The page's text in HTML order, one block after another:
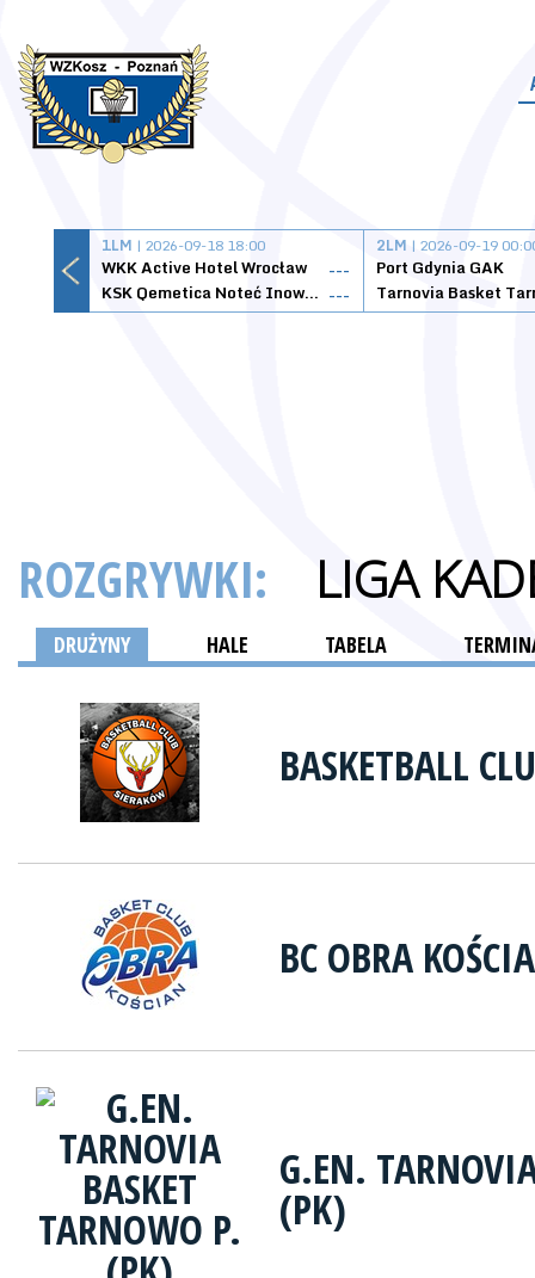
1LM | 2026-09-18 18:00
WKK Active Hotel Wrocław
---
KSK Qemetica Noteć Inowrocław ---
2LM | 2026-09-19
Port Gdynia GAK
ROZGRYWKI: LIGA
DRUŻYNY HALE TABELA
BASKETBALL
BC OBRA
G.EN.
(PK)